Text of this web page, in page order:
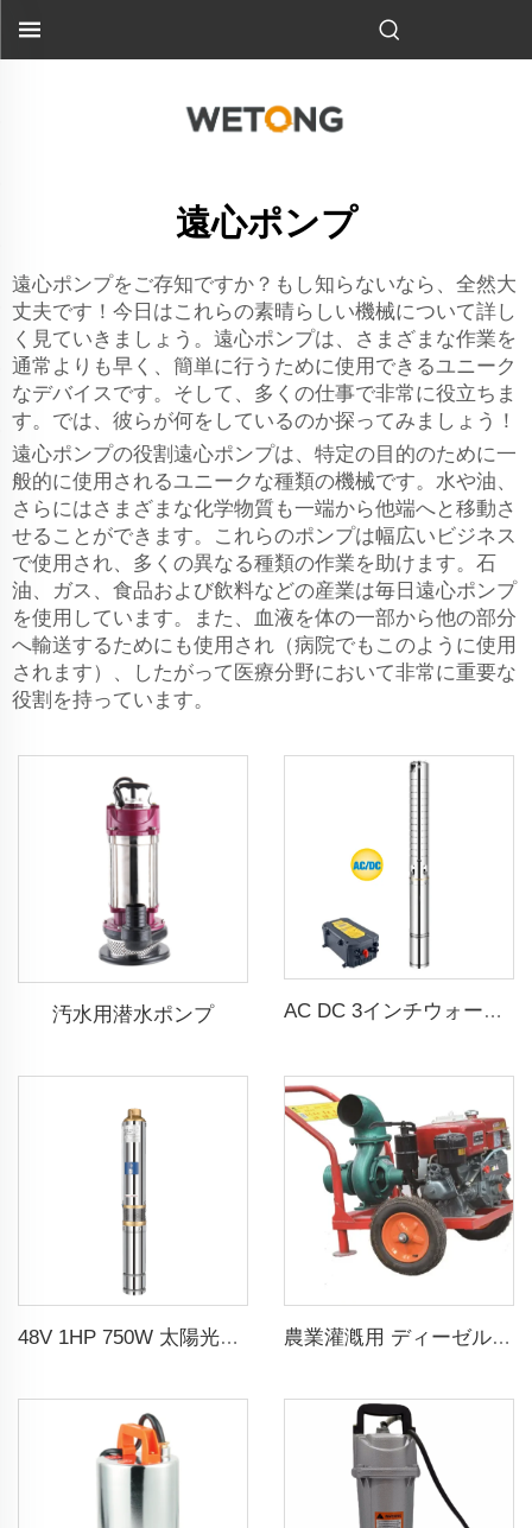
遠心ポンプ
遠心ポンプをご存知ですか？もし知らないなら、全然大
丈夫です！今日はこれらの素晴らしい機械について詳し
く見ていきましょう。遠心ポンプは、さまざまな作業を
通常よりも早く、簡単に行うために使用できるユニーク
なデバイスです。そして、多くの仕事で非常に役立ちま
す。では、彼らが何をしているのか探ってみましょう！
遠心ポンプの役割遠心ポンプは、特定の目的のために一
般的に使用されるユニークな種類の機械です。水や油、
さらにはさまざまな化学物質も一端から他端へと移動さ
せることができます。これらのポンプは幅広いビジネス
で使用され、多くの異なる種類の作業を助けます。石
油、ガス、食品および飲料などの産業は毎日遠心ポンプ
を使用しています。また、血液を体の一部から他の部分
へ輸送するためにも使用され（病院でもこのように使用
されます）、したがって医療分野において非常に重要な
役割を持っています。
汚水用潜水ポンプ AC DC 3インチウォーターポンプ ステンレスインペラ 太陽光ウォーターポンプ 農業用
48V 1HP 750W 太陽光DCポンプ MPPTコントローラ付き 農業灌漑用 太陽光ポンプ 水用 農業灌漑用 ディーゼル消防ポンプ